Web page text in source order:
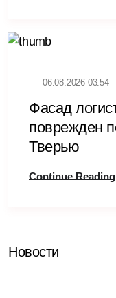
06.08.2026 03:54
Фасад
поврежден
Тверью
Continue Reading
Новости